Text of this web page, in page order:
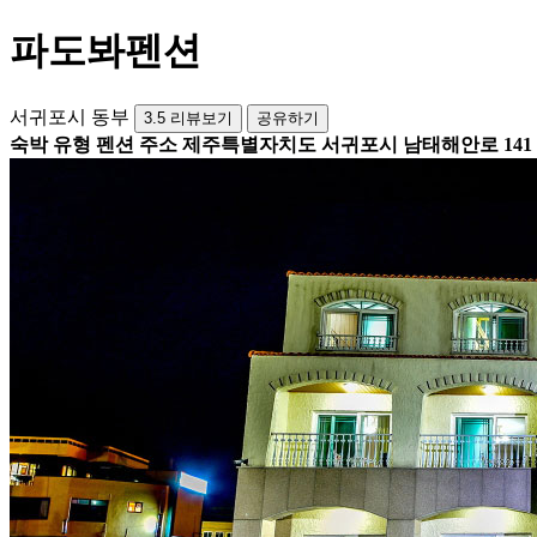
파도봐펜션
서귀포시 동부 3.5 리뷰보기 공유하기
숙박 유형 펜션 주소 제주특별자치도 서귀포시 남태해안로 141